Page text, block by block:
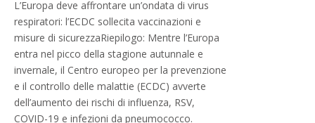
L’Europa deve affrontare un’ondata di virus
respiratori: l’ECDC sollecita vaccinazioni e
misure di sicurezzaRiepilogo: Mentre l’Europa
entra nel picco della stagione autunnale e
invernale, il Centro europeo per la prevenzione
e il controllo delle malattie (ECDC) avverte
dell’aumento dei rischi di influenza, RSV,
COVID-19 e infezioni da pneumococco.